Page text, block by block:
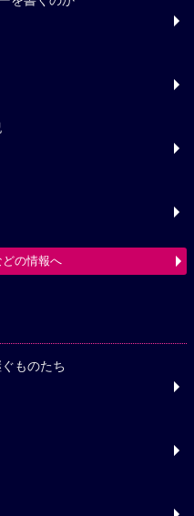
の情報へ
ものたち